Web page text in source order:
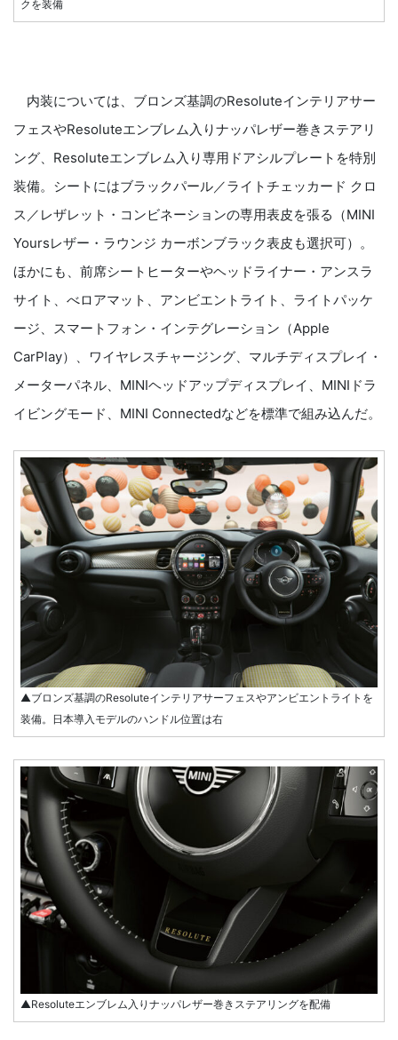
クを装備
内装については、ブロンズ基調のResoluteインテリアサー
フェスやResoluteエンブレム入りナッパレザー巻きステアリ
ング、Resoluteエンブレム入り専用ドアシルプレートを特別
装備。シートにはブラックパール／ライトチェッカード クロ
ス／レザレット・コンビネーションの専用表皮を張る（MINI
Yoursレザー・ラウンジ カーボンブラック表皮も選択可）。
ほかにも、前席シートヒーターやヘッドライナー・アンスラ
サイト、べロアマット、アンビエントライト、ライトパッケ
ージ、スマートフォン・インテグレーション（Apple
CarPlay）、ワイヤレスチャージング、マルチディスプレイ・
メーターパネル、MINIヘッドアップディスプレイ、MINIドラ
イビングモード、MINI Connectedなどを標準で組み込んだ。
▲ブロンズ基調のResoluteインテリアサーフェスやアンビエントライトを
装備。日本導入モデルのハンドル位置は右
▲Resoluteエンブレム入りナッパレザー巻きステアリングを配備